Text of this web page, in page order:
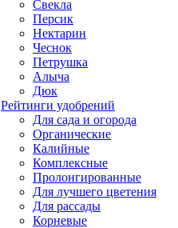
Свекла
Персик
Нектарин
Чеснок
Петрушка
Алыча
Дюк
Рейтинги удобрений
Для сада и огорода
Органические
Калийные
Комплексные
Пролонгированные
Для лучшего цветения
Для рассады
Корневые